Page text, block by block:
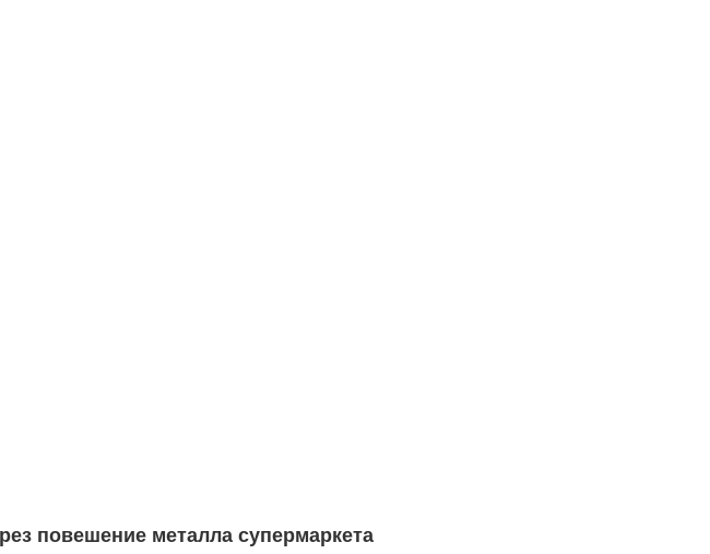
повешение металла супермаркета